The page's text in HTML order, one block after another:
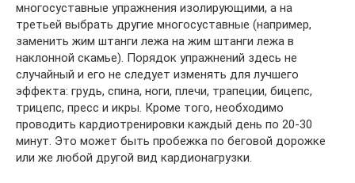
многосуставные упражнения изолирующими, а на
третьей выбрать другие многосуставные (например,
заменить жим штанги лежа на жим штанги лежа в
наклонной скамье). Порядок упражнений здесь не
случайный и его не следует изменять для лучшего
эффекта: грудь, спина, ноги, плечи, трапеции, бицепс,
трицепс, пресс и икры. Кроме того, необходимо
проводить кардиотренировки каждый день по 20-30
минут. Это может быть пробежка по беговой дорожке
или же любой другой вид кардионагрузки.